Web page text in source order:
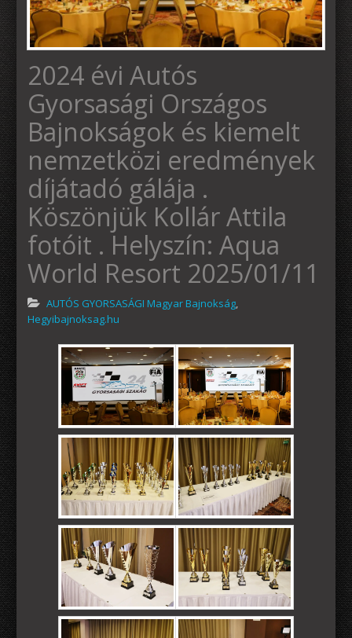
2024 évi Autós
Gyorsasági Országos
Bajnokságok és kiemelt
nemzetközi eredmények
díjátadó gálája .
Köszönjük Kollár Attila
fotóit . Helyszín: Aqua
World Resort 2025/01/11
AUTÓS GYORSASÁGI Magyar Bajnokság,
Hegyibajnoksag.hu